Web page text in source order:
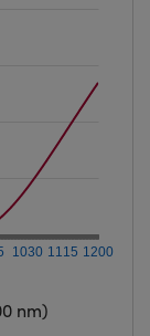
1030 1115 1200
nm)